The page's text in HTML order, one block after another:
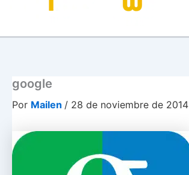
google
Por Mailen / 28 de noviembre de 2014